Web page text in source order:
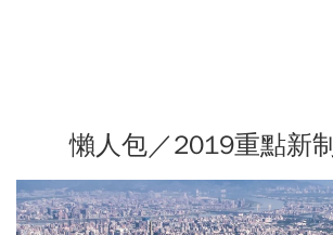
懶人包／2019重點新